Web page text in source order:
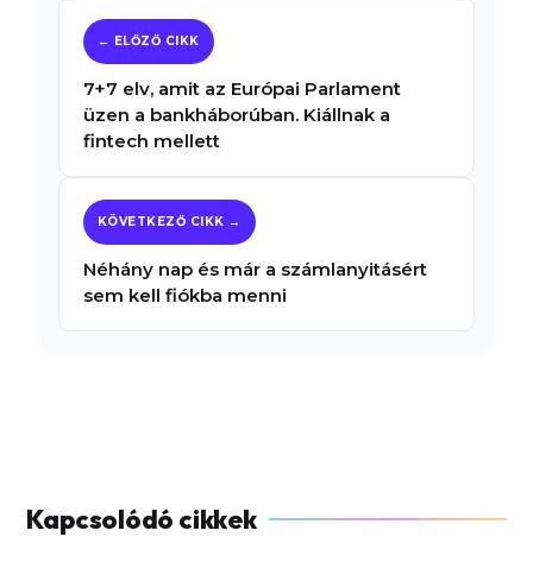
7+7 elv, amit az Európai Parlament
üzen a bankháborúban. Kiállnak a
fintech mellett
Néhány nap és már a számlanyitásért
sem kell fiókba menni